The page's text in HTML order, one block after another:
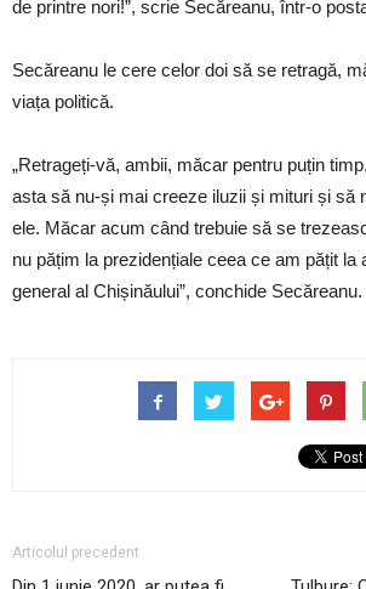
de printre nori!”, scrie Secăreanu, într-o
Secăreanu le cere celor doi să se retragă,
viața politică.
„Retrageți-vă, ambii, măcar pentru puțin
asta să nu-și mai creeze iluzii și mituri și să
ele. Măcar acum când trebuie să se
nu pățim la prezidențiale ceea ce am pățit la
general al Chișinăului”, conchide Secăreanu.
Articolul precedent